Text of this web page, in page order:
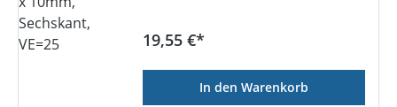
Regulärer Preis:
19,55 €*
In den Warenkorb